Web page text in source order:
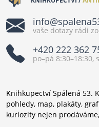
vaše dotazy rádi
+420 222 362
po–pá 8:30–18:30,
Knihkupectví Spálená 53.
pohledy, map, plakáty,
kuriozity nejen